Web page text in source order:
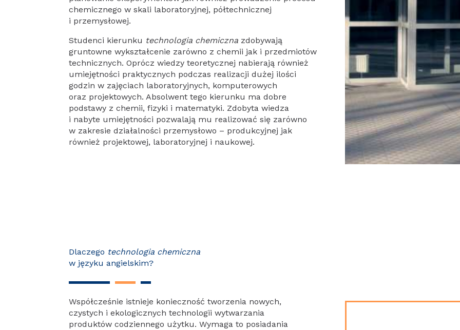
chemicznego w skali laboratoryjnej, półtechnicznej
i przemysłowej.
Studenci kierunku technologia chemiczna zdobywają
gruntowne wykształcenie zarówno z chemii jak i przedmiotów
technicznych. Oprócz wiedzy teoretycznej nabierają również
umiejętności praktycznych podczas realizacji dużej ilości
godzin w zajęciach laboratoryjnych, komputerowych
oraz projektowych. Absolwent tego kierunku ma dobre
podstawy z chemii, fizyki i matematyki. Zdobyta wiedza
i nabyte umiejętności pozwalają mu realizować się zarówno
w zakresie działalności przemysłowo – produkcyjnej jak
również projektowej, laboratoryjnej i naukowej.
Dlaczego technologia chemiczna
w języku angielskim?
Współcześnie istnieje konieczność tworzenia nowych,
czystych i ekologicznych technologii wytwarzania
produktów codziennego użytku. Wymaga to posiadania